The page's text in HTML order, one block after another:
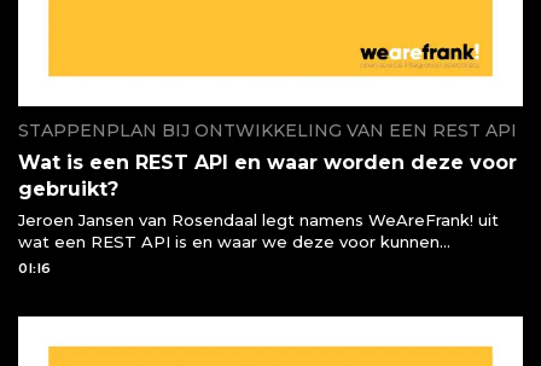
STAPPENPLAN BIJ ONTWIKKELING VAN EEN REST API
Wat is een REST API en waar worden deze voor
gebruikt?
Jeroen Jansen van Rosendaal legt namens WeAreFrank! uit
wat een REST API is en waar we deze voor kunnen
gebruiken of moeten gebruiken
01:16